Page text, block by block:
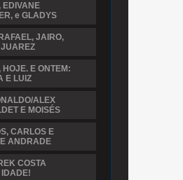
EDIVANE
e GLADYS
JAIRO,
E ONTEM:
E LUIZ
ALEX
E MOISÉS
CARLOS E
ANDRADE
COSTA